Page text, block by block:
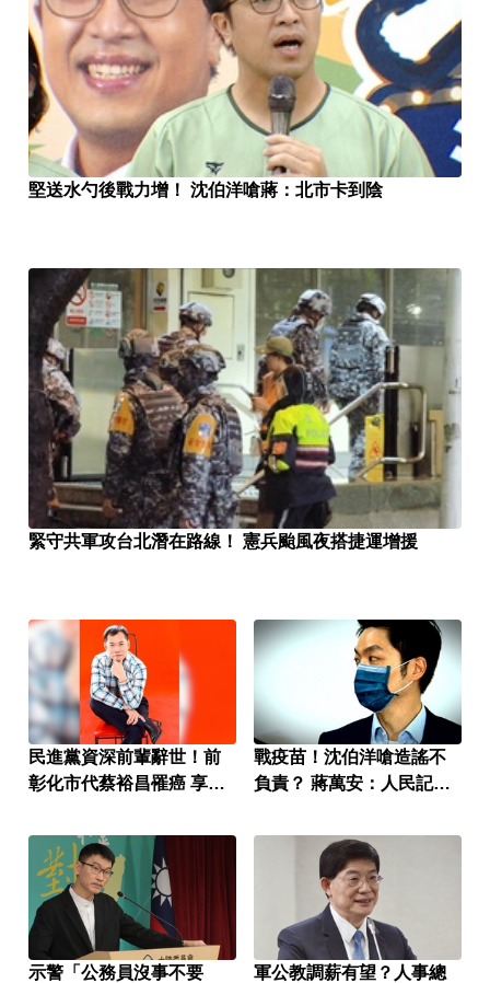
堅送水勺後戰力增！ 沈伯洋嗆蔣：北市卡到陰
緊守共軍攻台北潛在路線！ 憲兵颱風夜搭捷運增援
民進黨資深前輩辭世！前
彰化市代蔡裕昌罹癌 享壽
戰疫苗！沈伯洋嗆造謠不
負責？ 蔣萬安：人民記憶
示警「公務員沒事不要
軍公教調薪有望？人事總